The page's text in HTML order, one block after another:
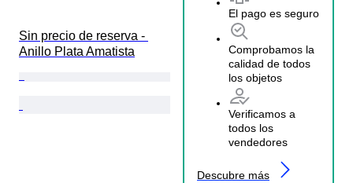
El pago es seguro
Comprobamos la
calidad de todos
los objetos
Verificamos a
todos los
vendedores
Descubre más
Sin precio de reserva -
Anillo Plata Amatista